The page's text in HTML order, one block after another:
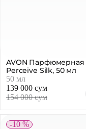
AVON Парфюмерная
Perceive Silk, 50 мл
50 мл
139 000 сум
154 000 сум
-10 %